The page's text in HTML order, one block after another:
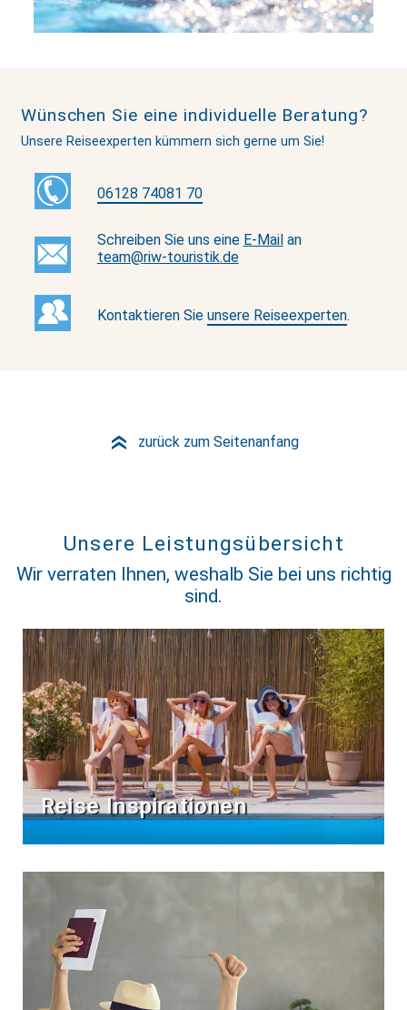
Wünschen Sie eine individuelle Beratung?
Unsere Reiseexperten kümmern sich gerne um Sie!
06128 74081 70
Schreiben Sie uns eine E-Mailan
team@riw-touristik.de
Kontaktieren Sie unsere Reiseexperten.
» zurück zum Seitenanfang
Unsere Leistungsübersicht
Wir verraten Ihnen, weshalb Sie bei uns richtig
sind.
Reise Inspirationen